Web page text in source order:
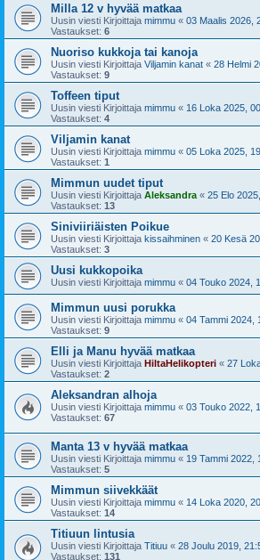
Milla 12 v hyvää matkaa
Uusin viesti Kirjoittaja mimmu « 03 Maalis 2026,
Vastaukset: 6
Nuoriso kukkoja tai kanoja
Uusin viesti Kirjoittaja Viljamin kanat « 28 Helmi
Vastaukset: 9
Toffeen tiput
Uusin viesti Kirjoittaja mimmu « 16 Loka 2025,
Vastaukset: 4
Viljamin kanat
Uusin viesti Kirjoittaja mimmu « 05 Loka 2025,
Vastaukset: 1
Mimmun uudet tiput
Uusin viesti Kirjoittaja Aleksandra « 25 Elo
Vastaukset: 13
Siniviiriäisten Poikue
Uusin viesti Kirjoittaja kissaihminen « 20 Kesä
Vastaukset: 3
Uusi kukkopoika
Uusin viesti Kirjoittaja mimmu « 04 Touko 2024,
Mimmun uusi porukka
Uusin viesti Kirjoittaja mimmu « 04 Tammi 2024,
Vastaukset: 9
Elli ja Manu hyvää matkaa
Uusin viesti Kirjoittaja HiltaHelikopteri « 27
Vastaukset: 2
Aleksandran alhoja
Uusin viesti Kirjoittaja mimmu « 03 Touko 2022,
Vastaukset: 67
Manta 13 v hyvää matkaa
Uusin viesti Kirjoittaja mimmu « 19 Tammi 2022,
Vastaukset: 5
Mimmun siivekkäät
Uusin viesti Kirjoittaja mimmu « 14 Loka 2020,
Vastaukset: 14
Titiuun lintusia
Uusin viesti Kirjoittaja Titiuu « 28 Joulu 2019,
Vastaukset: 131